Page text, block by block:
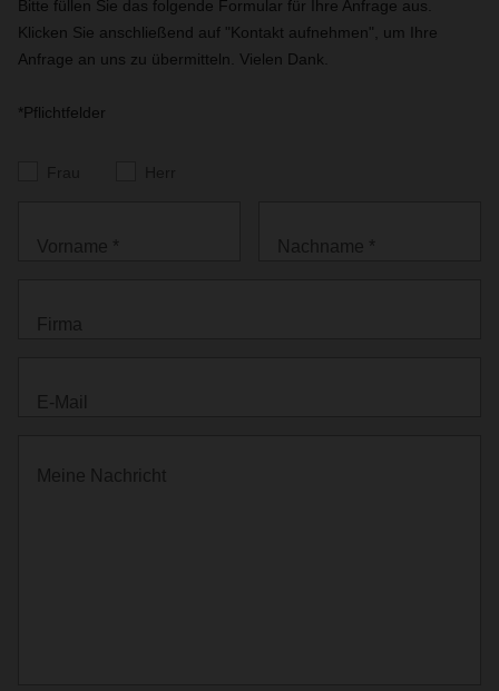
Bitte füllen Sie das folgende Formular für Ihre Anfrage aus.
Klicken Sie anschließend auf "Kontakt aufnehmen", um Ihre
Anfrage an uns zu übermitteln. Vielen Dank.
*Pflichtfelder
Vorname * Nachname *
Firma
E-Mail
Meine Nachricht